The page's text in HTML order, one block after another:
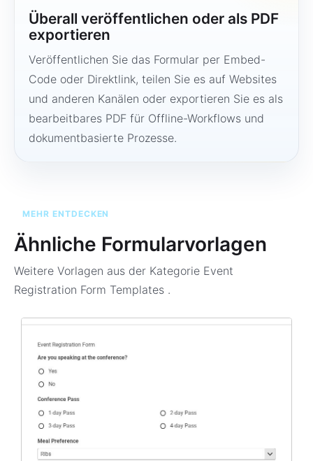
Überall veröffentlichen oder als PDF
exportieren
Veröffentlichen Sie das Formular per Embed-
Code oder Direktlink, teilen Sie es auf Websites
und anderen Kanälen oder exportieren Sie es als
bearbeitbares PDF für Offline-Workflows und
dokumentbasierte Prozesse.
MEHR ENTDECKEN
Ähnliche Formularvorlagen
Weitere Vorlagen aus der Kategorie Event
Registration Form Templates .